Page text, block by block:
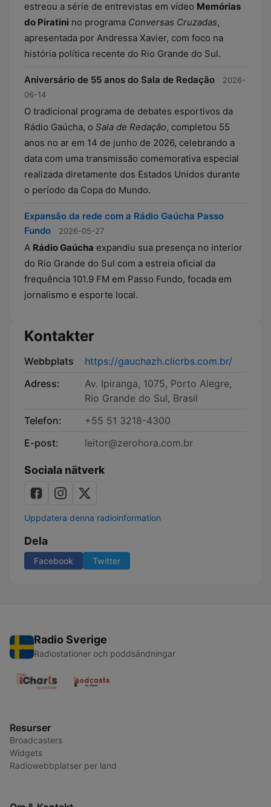
estreou a série de entrevistas em vídeo Memórias
do Piratini no programa Conversas Cruzadas,
apresentada por Andressa Xavier, com foco na
história política recente do Rio Grande do Sul.
Aniversário de 55 anos do Sala de Redação
2026-
06-14
O tradicional programa de debates esportivos da
Rádio Gaúcha, o Sala de Redação, completou 55
anos no ar em 14 de junho de 2026, celebrando a
data com uma transmissão comemorativa especial
realizada diretamente dos Estados Unidos durante
o período da Copa do Mundo.
Expansão da rede com a Rádio Gaúcha Passo
Fundo
2026-05-27
A Rádio Gaúcha expandiu sua presença no interior
do Rio Grande do Sul com a estreia oficial da
frequência 101.9 FM em Passo Fundo, focada em
jornalismo e esporte local.
Kontakter
Webbplats
https://gauchazh.clicrbs.com.br/
Adress:
Av. Ipiranga, 1075, Porto Alegre,
Rio Grande do Sul, Brasil
Telefon:
+55 51 3218-4300
E-post:
leitor@zerohora.com.br
Sociala nätverk
Uppdatera denna radioinformation
Dela
Facebook Twitter
Radio Sverige
Radiostationer och poddsändningar
Resurser
Broadcasters
Widgets
Radiowebbplatser per land